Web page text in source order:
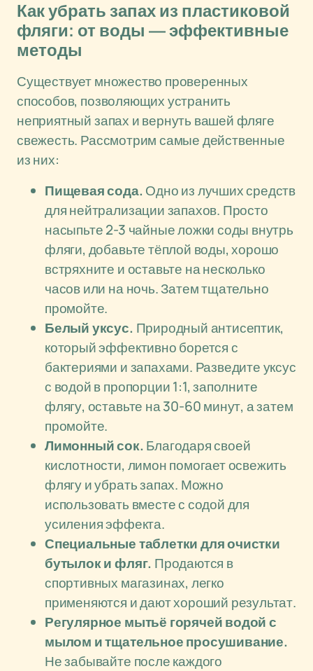
Как убрать запах из пластиковой
фляги: от воды — эффективные
методы
Существует множество проверенных
способов, позволяющих устранить
неприятный запах и вернуть вашей фляге
свежесть. Рассмотрим самые действенные
из них:
Пищевая сода. Одно из лучших средств
для нейтрализации запахов. Просто
насыпьте 2-3 чайные ложки соды внутрь
фляги, добавьте тёплой воды, хорошо
встряхните и оставьте на несколько
часов или на ночь. Затем тщательно
промойте.
Белый уксус. Природный антисептик,
который эффективно борется с
бактериями и запахами. Разведите уксус
с водой в пропорции 1:1, заполните
флягу, оставьте на 30-60 минут, а затем
промойте.
Лимонный сок. Благодаря своей
кислотности, лимон помогает освежить
флягу и убрать запах. Можно
использовать вместе с содой для
усиления эффекта.
Специальные таблетки для очистки
бутылок и фляг. Продаются в
спортивных магазинах, легко
применяются и дают хороший результат.
Регулярное мытьё горячей водой с
мылом и тщательное просушивание.
Не забывайте после каждого